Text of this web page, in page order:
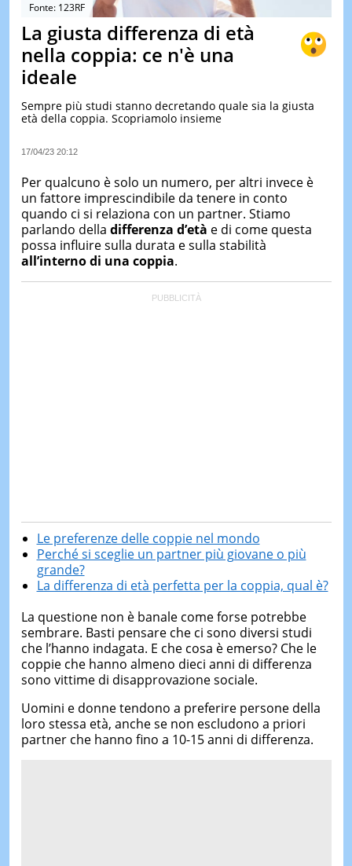
TEST
&
Fonte: 123RF
La giusta differenza di età
nella coppia: ce n'è una
ideale
Sempre più studi stanno decretando quale sia la giusta
età della coppia. Scopriamolo insieme
17/04/23 20:12
Per qualcuno è solo un numero, per altri invece è
un fattore imprescindibile da tenere in conto
quando ci si relaziona con un partner. Stiamo
parlando della differenza d’età e di come questa
possa influire sulla durata e sulla stabilità
all’interno di una coppia.
Le preferenze delle coppie nel mondo
Perché si sceglie un partner più giovane o più
grande?
La differenza di età perfetta per la coppia, qual è?
La questione non è banale come forse potrebbe
sembrare. Basti pensare che ci sono diversi studi
che l’hanno indagata. E che cosa è emerso? Che le
coppie che hanno almeno dieci anni di differenza
sono vittime di disapprovazione sociale.
Uomini e donne tendono a preferire persone della
loro stessa età, anche se non escludono a priori
partner che hanno fino a 10-15 anni di differenza.